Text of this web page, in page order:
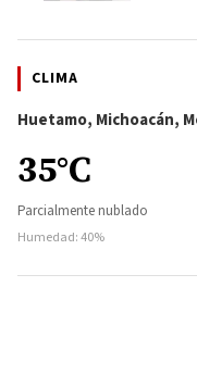
CLIMA
Huetamo, Michoacán,
35°C
Parcialmente nublado
Humedad: 40%